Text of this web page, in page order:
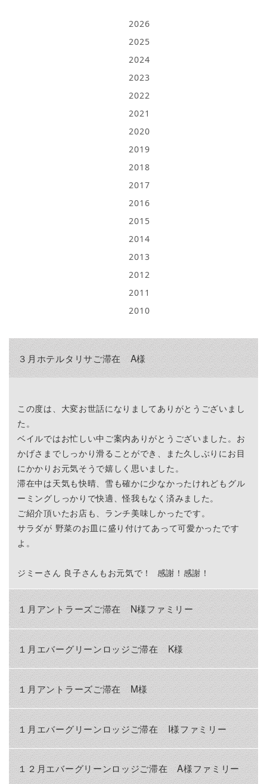
2026
2025
2024
2023
2022
2021
2020
2019
2018
2017
2016
2015
2014
2013
2012
2011
2010
３月ホテルタリサご滞在 A様
この度は、大変お世話になりましてありがとうございまし
た。
ベイルではお忙しい中ご案内ありがとうございました。お
かげさまでしっかり滑ることができ、また久しぶりにお目
にかかりお元気そうで嬉しく思いました。
滞在中は天気も快晴、雪も確かに少なかったけれどもグル
ーミングしっかりで快適、怪我もなく済みました。
ご紹介頂いたお店も、ランチ美味しかったです。
サラダが 野菜のお皿に盛り付けてあって可愛かったです
よ。
ジミーさん 良子さんもお元気で！ 感謝！感謝！
１月アントラーズご滞在 N様ファミリー
１月エバーグリーンロッジご滞在 K様
１月アントラーズご滞在 M様
１月エバーグリーンロッジご滞在 I様ファミリー
１２月エバーグリーンロッジご滞在 A様ファミリー